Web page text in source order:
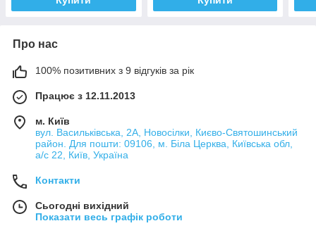
Про нас
100% позитивних з 9 відгуків за рік
Працює з 12.11.2013
м. Київ
вул. Васильківська, 2А, Новосілки, Києво-Святошинський
район. Для пошти: 09106, м. Біла Церква, Київська обл,
а/с 22, Київ, Україна
Контакти
Сьогодні вихідний
Показати весь графік роботи